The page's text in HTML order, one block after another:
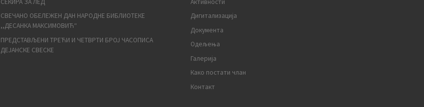
СЕКИРА ЗА ЛЕД
СВЕЧАНО ОБЕЛЕЖЕН ДАН НАРОДНЕ БИБЛИОТЕКЕ
,,ДЕСАНКА МАКСИМОВИЋ“
ПРЕДСТАВЉЕНИ ТРЕЋИ И ЧЕТВРТИ БРОЈ ЧАСОПИСА
ДЕЈАНСКЕ СВЕСКЕ
Активности
Дигитализација
Документа
Одељења
Галерија
Како постати члан
Контакт